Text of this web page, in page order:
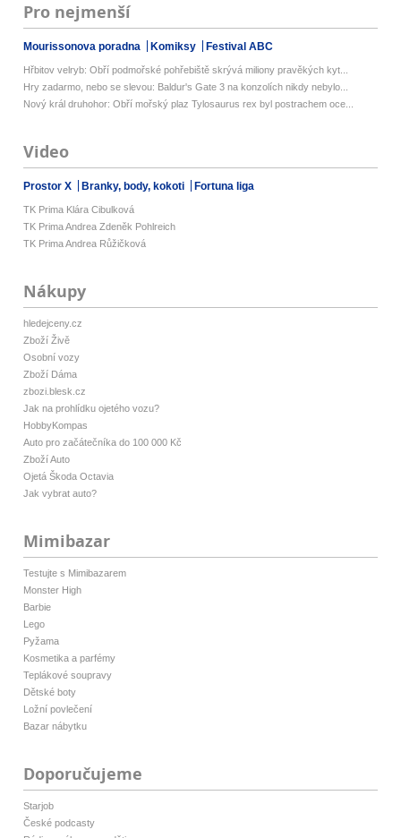
Pro nejmenší
Mourissonova poradna Komiksy Festival ABC
Hřbitov velryb: Obří podmořské pohřebiště skrývá miliony pravěkých kyt...
Hry zadarmo, nebo se slevou: Baldur's Gate 3 na konzolích nikdy nebylo...
Nový král druhohor: Obří mořský plaz Tylosaurus rex byl postrachem oce...
Video
Prostor X Branky, body, kokoti Fortuna liga
TK Prima Klára Cibulková
TK Prima Andrea Zdeněk Pohlreich
TK Prima Andrea Růžičková
Nákupy
hledejceny.cz
Zboží Živě
Osobní vozy
Zboží Dáma
zbozi.blesk.cz
Jak na prohlídku ojetého vozu?
HobbyKompas
Auto pro začátečníka do 100 000 Kč
Zboží Auto
Ojetá Škoda Octavia
Jak vybrat auto?
Mimibazar
Testujte s Mimibazarem
Monster High
Barbie
Lego
Pyžama
Kosmetika a parfémy
Teplákové soupravy
Dětské boty
Ložní povlečení
Bazar nábytku
Doporučujeme
Starjob
České podcasty